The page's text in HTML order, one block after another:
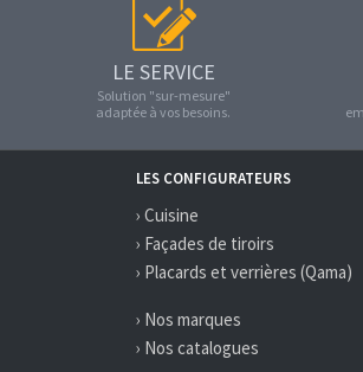
LE SERVICE
Solution "sur-mesure"
adaptée à vos besoins.
LES CONFIGURATEURS
› Cuisine
› Façades de tiroirs
› Placards et verrières (Qama)
› Nos marques
› Nos catalogues